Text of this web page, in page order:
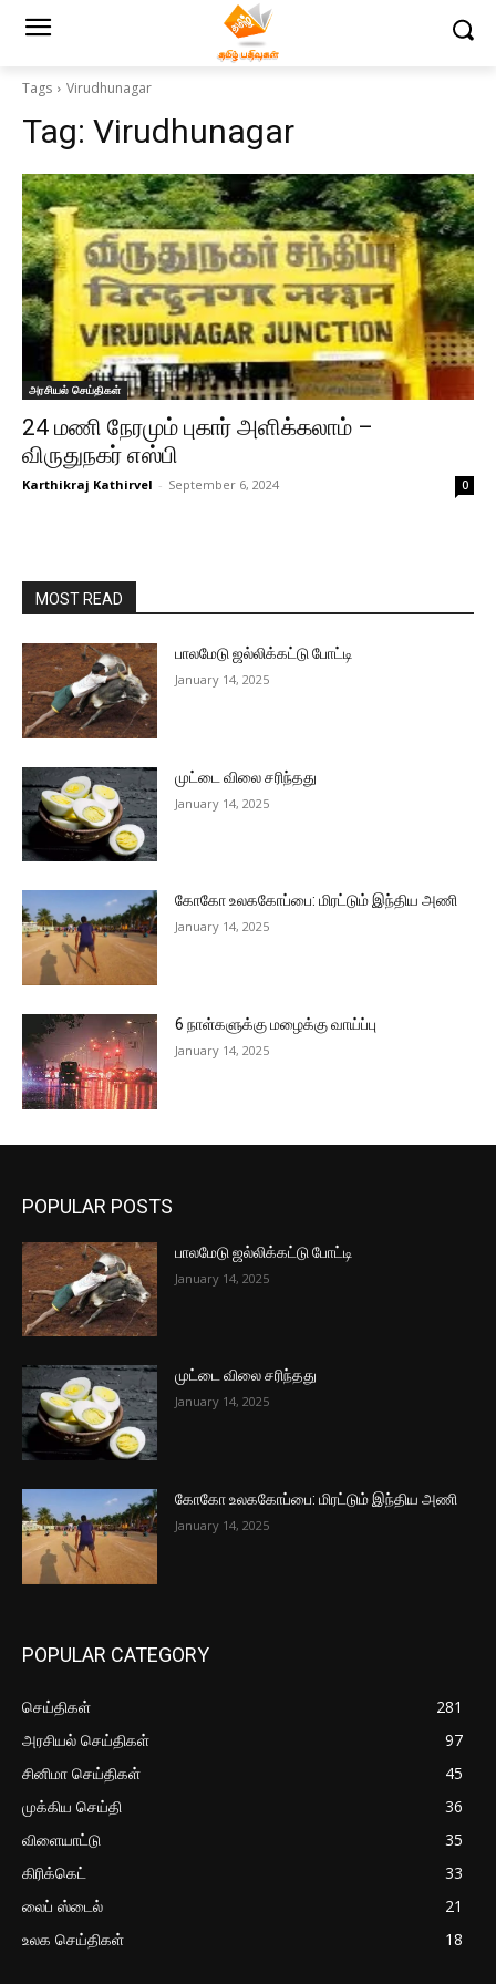
Tags Virudhunagar
Tag: Virudhunagar
அரசியல் செய்திகள்
24 மணி நேரமும் புகார் அளிக்கலாம் –
விருதுநகர் எஸ்பி
Karthikraj Kathirvel - September 6, 2024 0
MOST READ
பாலமேடு ஜல்லிக்கட்டு போட்டி
January 14, 2025
முட்டை விலை சரிந்தது
January 14, 2025
கோகோ உலககோப்பை: மிரட்டும் இந்திய அணி
January 14, 2025
6 நாள்களுக்கு மழைக்கு வாய்ப்பு
January 14, 2025
POPULAR POSTS
பாலமேடு ஜல்லிக்கட்டு போட்டி
January 14, 2025
முட்டை விலை சரிந்தது
January 14, 2025
கோகோ உலககோப்பை: மிரட்டும் இந்திய அணி
January 14, 2025
POPULAR CATEGORY
செய்திகள்
281
அரசியல் செய்திகள்
97
சினிமா செய்திகள்
45
முக்கிய செய்தி
36
விளையாட்டு
35
கிரிக்கெட்
33
லைப் ஸ்டைல்
21
உலக செய்திகள்
18